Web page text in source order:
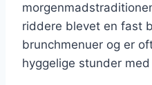
riddere blevet en fast
brunchmenuer og er
hyggelige stunder